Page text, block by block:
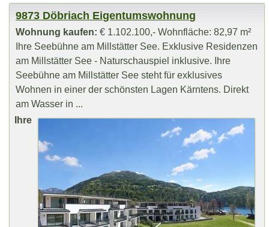
9873 Döbriach Eigentumswohnung
Wohnung kaufen: € 1.102.100,- Wohnfläche: 82,97 m²
Ihre Seebühne am Millstätter See. Exklusive Residenzen
am Millstätter See - Naturschauspiel inklusive. Ihre
Seebühne am Millstätter See steht für exklusives
Wohnen in einer der schönsten Lagen Kärntens. Direkt
am Wasser in ...
Ihre